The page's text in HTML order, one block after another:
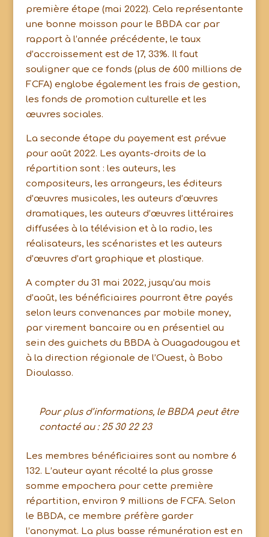
première étape (mai 2022). Cela représentante
une bonne moisson pour le BBDA car par
rapport à l’année précédente, le taux
d’accroissement est de 17, 33%. Il faut
souligner que ce fonds (plus de 600 millions de
FCFA) englobe également les frais de gestion,
les fonds de promotion culturelle et les
œuvres sociales.
La seconde étape du payement est prévue
pour août 2022. Les ayants-droits de la
répartition sont : les auteurs, les
compositeurs, les arrangeurs, les éditeurs
d’œuvres musicales, les auteurs d’œuvres
dramatiques, les auteurs d’œuvres littéraires
diffusées à la télévision et à la radio, les
réalisateurs, les scénaristes et les auteurs
d’œuvres d’art graphique et plastique.
A compter du 31 mai 2022, jusqu’au mois
d’août, les bénéficiaires pourront être payés
selon leurs convenances par mobile money,
par virement bancaire ou en présentiel au
sein des guichets du BBDA à Ouagadougou et
à la direction régionale de l’Ouest, à Bobo
Dioulasso.
Pour plus d’informations, le BBDA peut être
contacté au : 25 30 22 23
Les membres bénéficiaires sont au nombre 6
132. L’auteur ayant récolté la plus grosse
somme empochera pour cette première
répartition, environ 9 millions de FCFA. Selon
le BBDA, ce membre préfère garder
l’anonymat. La plus basse rémunération est en